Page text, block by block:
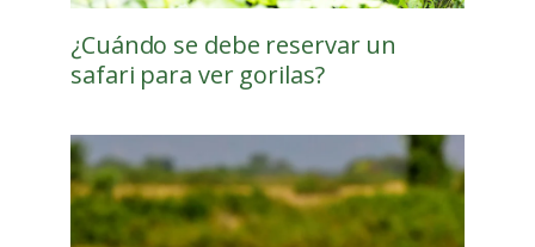
¿Cuándo se debe reservar un
safari para ver gorilas?